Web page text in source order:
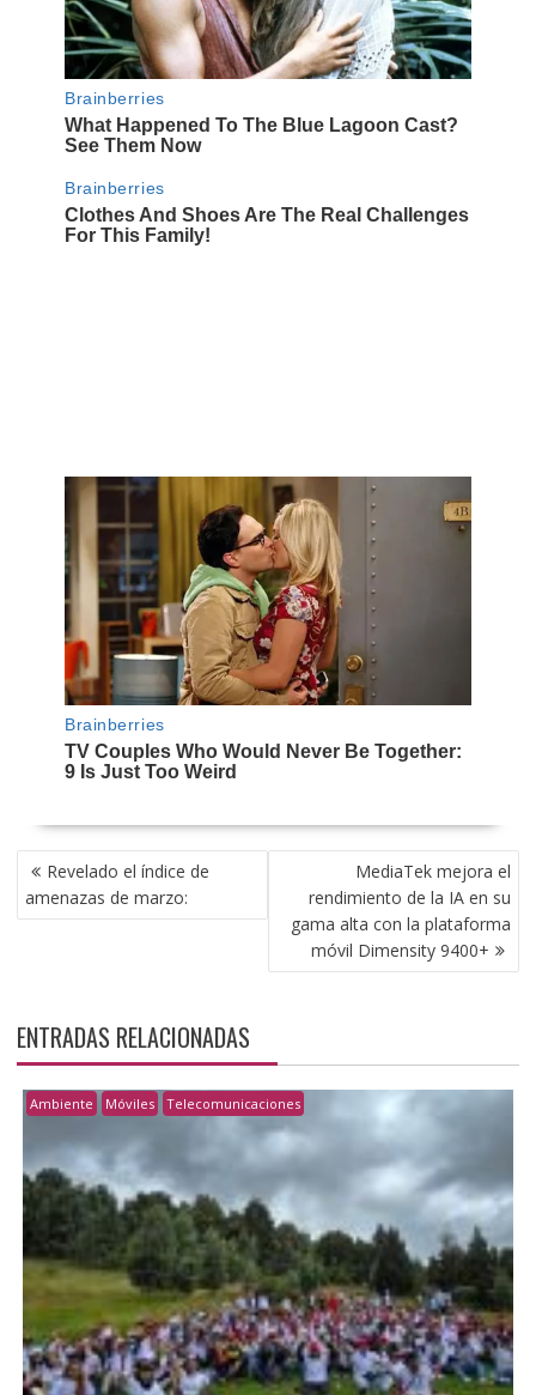
NAVEGACIÓN
DE
ENTRADAS
Revelado el índice de
amenazas de marzo:
MediaTek mejora el
rendimiento de la IA en su
gama alta con la plataforma
móvil Dimensity 9400+
ENTRADAS RELACIONADAS
Ambiente Móviles Telecomunicaciones